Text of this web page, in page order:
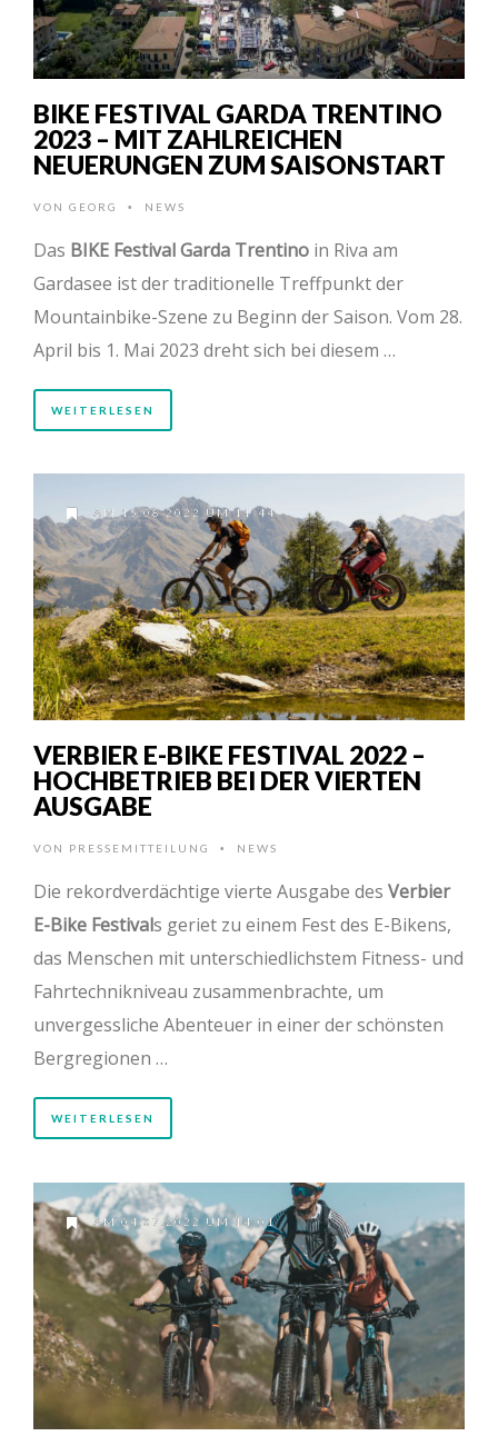
BIKE FESTIVAL GARDA TRENTINO
2023 – MIT ZAHLREICHEN
NEUERUNGEN ZUM SAISONSTART
VON GEORG • NEWS
Das BIKE Festival Garda Trentino in Riva am
Gardasee ist der traditionelle Treffpunkt der
Mountainbike-Szene zu Beginn der Saison. Vom 28.
April bis 1. Mai 2023 dreht sich bei diesem …
WEITERLESEN
AM 15.08.2022 UM 11:44
VERBIER E-BIKE FESTIVAL 2022 –
HOCHBETRIEB BEI DER VIERTEN
AUSGABE
VON PRESSEMITTEILUNG • NEWS
Die rekordverdächtige vierte Ausgabe des Verbier
E-Bike Festivals geriet zu einem Fest des E-Bikens,
das Menschen mit unterschiedlichstem Fitness- und
Fahrtechnikniveau zusammenbrachte, um
unvergessliche Abenteuer in einer der schönsten
Bergregionen …
WEITERLESEN
AM 04.07.2022 UM 14:01